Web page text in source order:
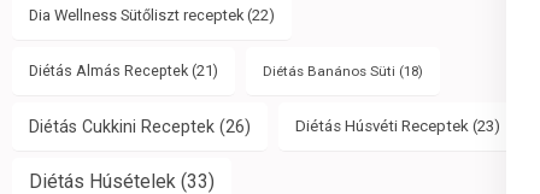
Dia Wellness Sütőliszt receptek (22)
Diétás Almás Receptek (21) Diétás Banános Süti (18)
Diétás Cukkini Receptek (26) Diétás Húsvéti Receptek (23)
Diétás Húsételek (33)